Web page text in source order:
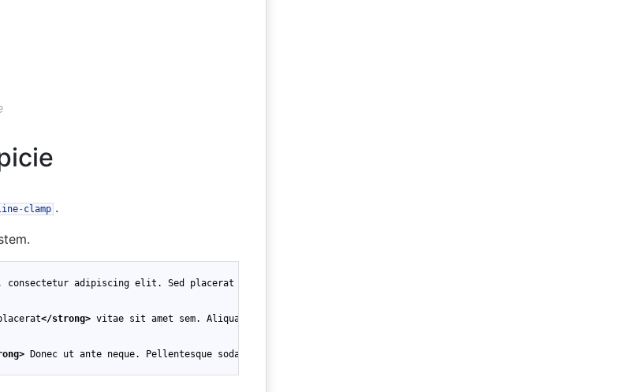
-clamp .
consectetur adipiscing elit. Sed placerat leo ut ipsum facilisis, non elementum ipsum sollicitudin. Donec
</strong> vitae sit amet sem. Aliquam blandit lorem sed diam consequat luctus. Proin egestas dolor
Donec ut ante neque. Pellentesque sodales vehicula nunc eget mollis. Integer eu finibus tellus. Proin